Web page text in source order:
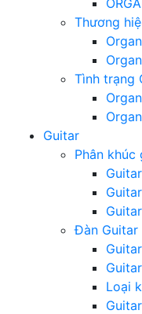
Thương
Tình trạng
Guitar
Phân khúc
Đàn Guitar
Loại